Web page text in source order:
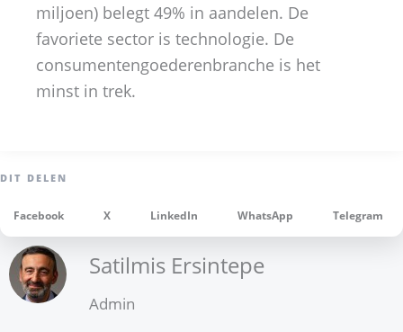
miljoen) belegt 49% in aandelen. De
favoriete sector is technologie. De
consumentengoederenbranche is het
minst in trek.
Facebook X LinkedIn WhatsApp Telegram
Satilmis Ersintepe
Admin